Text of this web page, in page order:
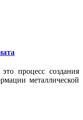
процесс создания
металлической